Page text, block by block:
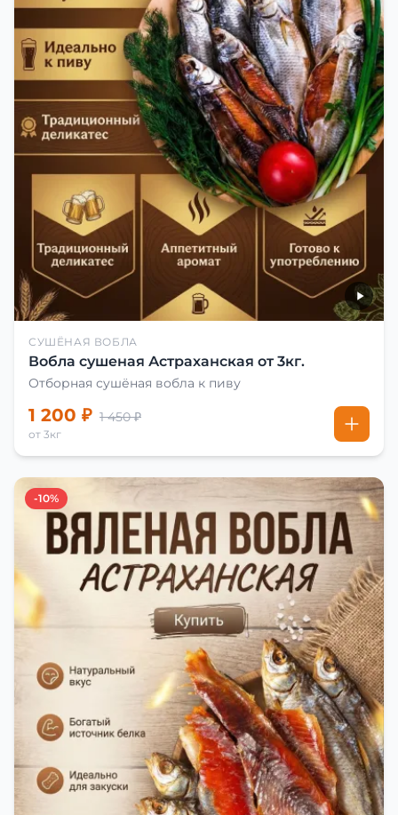
СУШЁНАЯ ВОБЛА
Вобла сушеная Астраханская от 3кг.
Отборная сушёная вобла к пиву
1 200 ₽ 1 450 ₽
от 3кг
-10%